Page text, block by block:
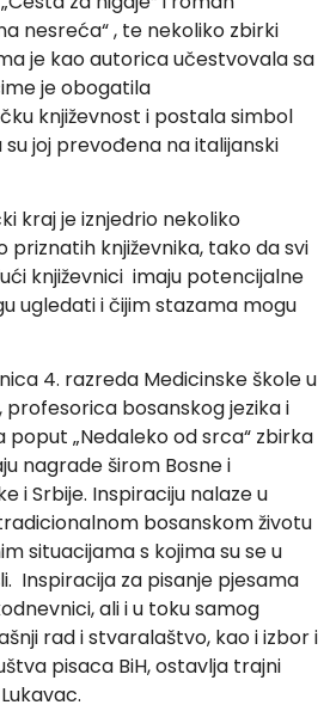
nesreća“ , te nekoliko zbirki
je kao autorica učestvovala sa
je obogatila
književnost i postala simbol
su joj prevođena na italijanski
kraj je iznjedrio nekoliko
priznatih književnika, tako da svi
književnici imaju potencijalne
ugledati i čijim stazama mogu
4. razreda Medicinske škole u
profesorica bosanskog jezika i
poput „Nedaleko od srca“ zbirka
nagrade širom Bosne i
i Srbije. Inspiraciju nalaze u
bosanskom životu
situacijama s kojima su se u
Inspiracija za pisanje pjesama
ali i u toku samog
rad i stvaralaštvo, kao i izbor i
pisaca BiH, ostavlja trajni